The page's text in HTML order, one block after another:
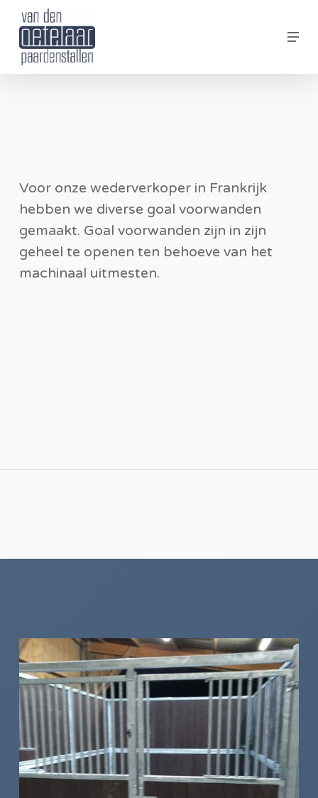
Skip
main
content
Voor onze wederverkoper in Frankrijk
hebben we diverse goal voorwanden
gemaakt. Goal voorwanden zijn in zijn
geheel te openen ten behoeve van het
machinaal uitmesten.
Close